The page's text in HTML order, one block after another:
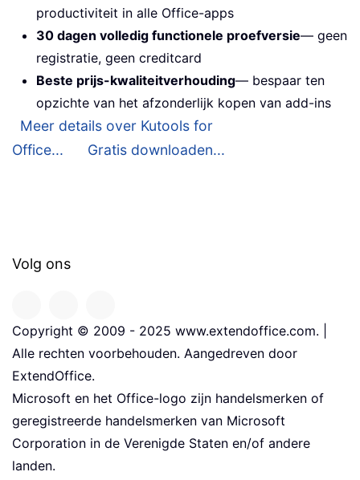
productiviteit in alle Office-apps
30 dagen volledig functionele proefversie— geen
registratie, geen creditcard
Beste prijs-kwaliteitverhouding— bespaar ten
opzichte van het afzonderlijk kopen van add-ins
Meer details over Kutools for
Office...
Gratis downloaden...
Volg ons
Copyright © 2009 - 2025 www.extendoffice.com. |
Alle rechten voorbehouden. Aangedreven door
ExtendOffice.
Microsoft en het Office-logo zijn handelsmerken of
geregistreerde handelsmerken van Microsoft
Corporation in de Verenigde Staten en/of andere
landen.